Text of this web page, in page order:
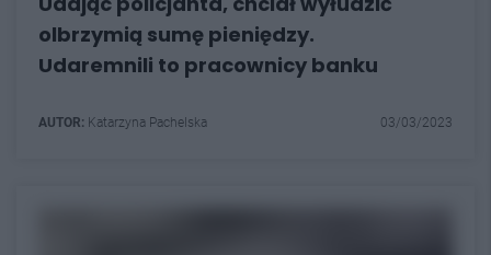
olbrzymią sumę pieniędzy.
Udaremnili to pracownicy banku
AUTOR: Katarzyna Pachelska 03/03/2023